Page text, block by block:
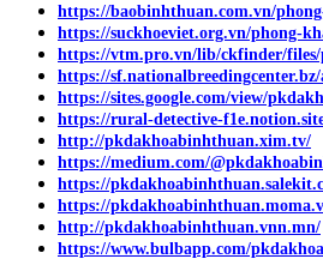
https://baobinhthuan.com.vn/
https://suckhoeviet.org.vn/phong-
https://vtm.pro.vn/lib/ckfinder/
https://
https://sites.google.com/view/
https://rural-detective-
http://pkdakhoabinhthuan.xim.tv/
https://medium.com/
https://
https://
http://pkdakhoabinhthuan.vnn.mn/
https://www.bulbapp.com/